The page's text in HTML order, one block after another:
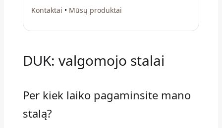
Kontaktai • Mūsų produktai
DUK: valgomojo stalai
Per kiek laiko pagaminsite mano
stalą?